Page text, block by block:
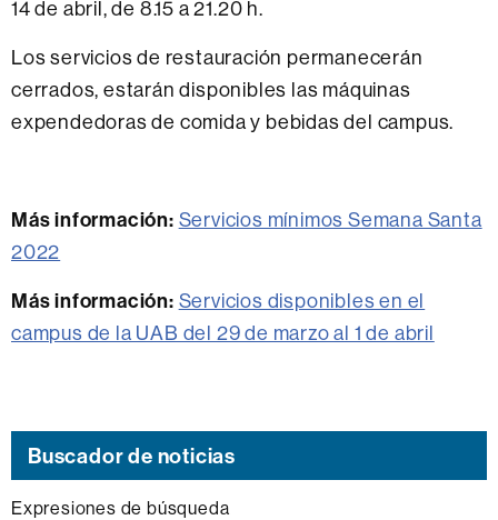
14 de abril, de 8.15 a 21.20 h.
Los servicios de restauración permanecerán
cerrados, estarán disponibles las máquinas
expendedoras de comida y bebidas del campus.
Más información: Servicios mínimos Semana Santa
2022
Más información: Servicios disponibles en el
campus de la UAB del 29 de marzo al 1 de abril
Buscador de noticias
Expresiones de búsqueda